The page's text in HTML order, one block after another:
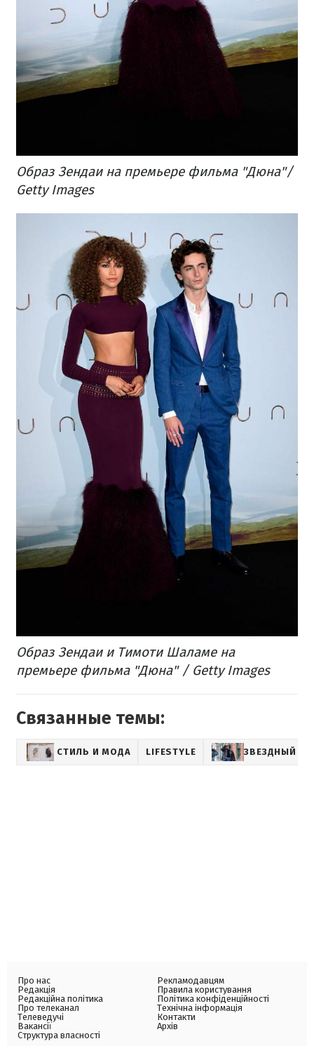
Образ Зендаи на премьере фильма "Дюна"​/
Getty Images
Образ Зендаи и Тимоти Шаламе на
премьере фильма "Дюна"​ / Getty Images
Связанные темы:
СТИЛЬ И МОДА LIFESTYLE ЗВЕЗДНЫЙ
Про нас
Редакція
Редакційна політика
Про телеканал
Телеведучі
Вакансії
Структура власності
Рекламодавцям
Правила користування
Політика конфіденційності
Технічна інформація
Контакти
Архів